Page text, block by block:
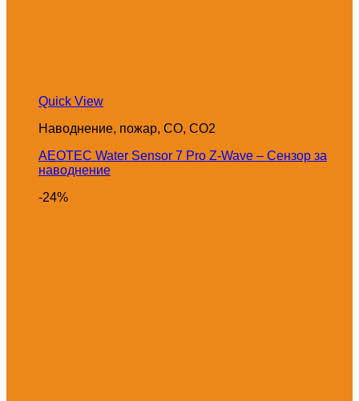
Quick View
Наводнение, пожар, CO, CO2
AEOTEC Water Sensor 7 Pro Z-Wave – Сензор за
наводнение
-24%